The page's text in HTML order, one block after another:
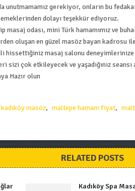
unutmamamız gerekiyor, onların bu
dolayı teşekkür ediyoruz.
odası, mini Türk hamamımız ve
oluşan en güzel masöz bayan kadrosu
hissettiğiniz masaj salonu
sizi çok etkileyecek ve yaşadığınız seansı
Hazır olun
kadıköy masöz, maltepe hamam fiyat,
RELATED POSTS
Kadıköy Spa